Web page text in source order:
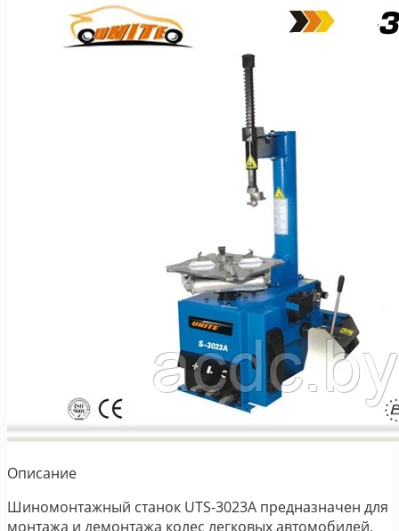
Описание
Шиномонтажный станок UTS-3023A предназначен для
монтажа и демонтажа колес легковых автомобилей,